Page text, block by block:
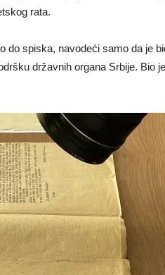
rata.
do spiska, navodeći samo da je
državnih organa Srbije. Bio